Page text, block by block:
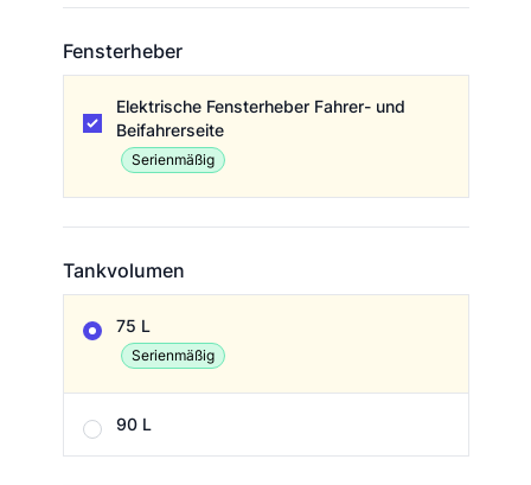
Fensterheber
Elektrische Fensterheber Fahrer- und
Beifahrerseite
Serienmäßig
Tankvolumen
75 L
Serienmäßig
90 L